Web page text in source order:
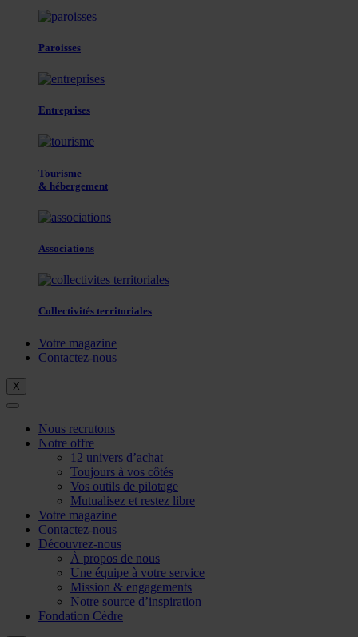
Paroisses
Entreprises
Tourisme
& hébergement
Associations
Collectivités territoriales
Votre magazine
Contactez-nous
X
Nous recrutons
Notre offre
12 univers d’achat
Toujours à vos côtés
Vos outils de pilotage
Mutualisez et restez libre
Votre magazine
Contactez-nous
Découvrez-nous
À propos de nous
Une équipe à votre service
Mission & engagements
Notre source d’inspiration
Fondation Cèdre